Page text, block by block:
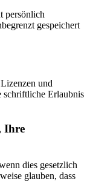
persönlich
gespeichert
und
schriftliche Erlaubnis
Ihre
dies gesetzlich
glauben, dass